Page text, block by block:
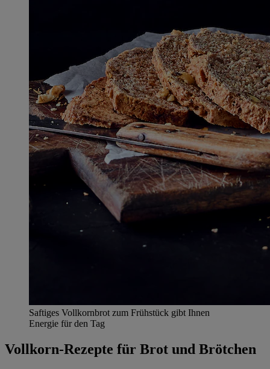
Saftiges Vollkornbrot zum Frühstück gibt Ihnen
Energie für den Tag
Vollkorn-Rezepte für Brot und Brötchen